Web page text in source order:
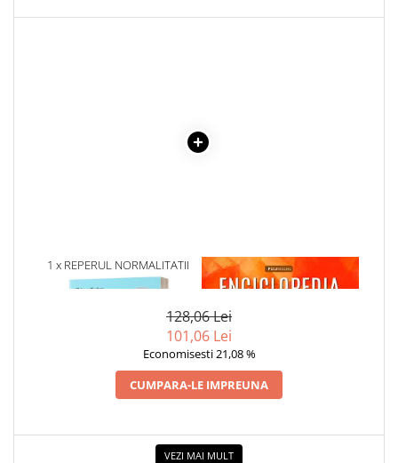
Cadouri
Descopera lumea
Descopera si invata
De colorat
1 x REPERUL NORMALITATII
1 x ENCICLOPEDIA
CRISTALELOR
128,06 Lei
101,06 Lei
Economisesti 21,08 %
CUMPARA-LE IMPREUNA
VEZI MAI MULT